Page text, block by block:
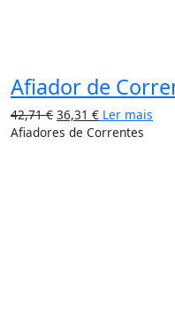
Afiador de
42,71€ 36,31 € Ler mais
Afiadores de Correntes